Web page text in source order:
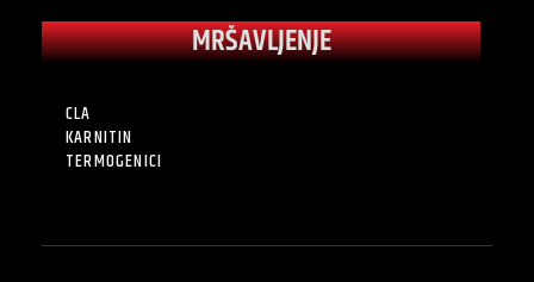
MRŠAVLJENJE
CLA
KARNITIN
TERMOGENICI